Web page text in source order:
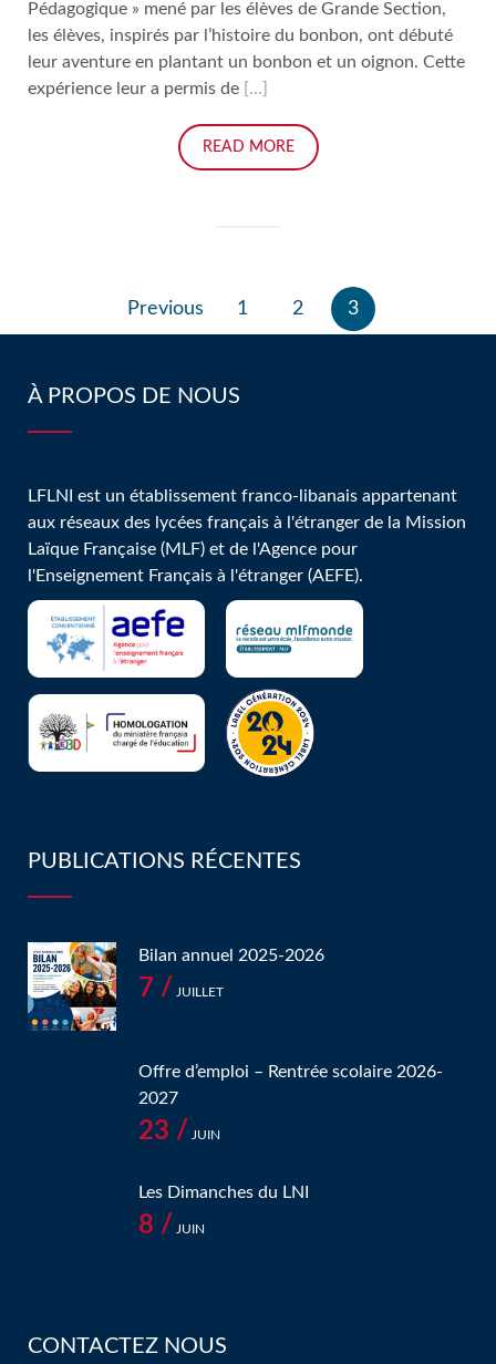
Pédagogique » mené par les élèves de Grande Section,
les élèves, inspirés par l’histoire du bonbon, ont débuté
leur aventure en plantant un bonbon et un oignon. Cette
expérience leur a permis de
[…]
READ MORE
Previous 1 2 3
À PROPOS DE NOUS
LFLNI est un établissement franco-libanais appartenant
aux réseaux des lycées français à l'étranger de la Mission
Laïque Française (MLF) et de l'Agence pour
l'Enseignement Français à l'étranger (AEFE).
PUBLICATIONS RÉCENTES
Bilan annuel 2025-2026
7 / JUILLET
Offre d’emploi – Rentrée scolaire 2026-
2027
23 / JUIN
Les Dimanches du LNI
8 / JUIN
CONTACTEZ NOUS